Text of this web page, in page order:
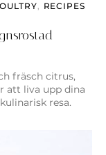
, RECIPES
fräsch citrus,
att liva upp dina
resa.